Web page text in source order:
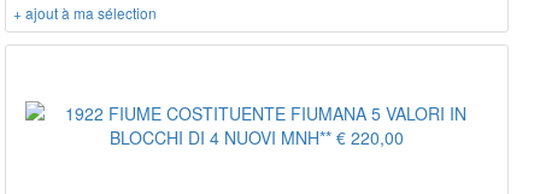
+ ajout à ma sélection